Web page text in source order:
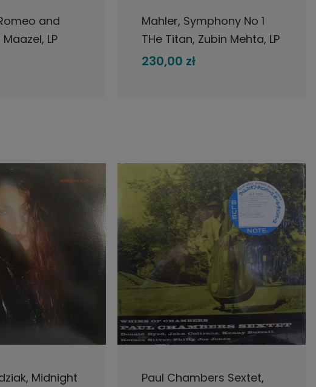
and
LP
London,The
Mahler, Symphony No 1
THe Titan, Zubin Mehta, LP
1982 Master Sound
230,00 zł
Midnight
Paul Chambers Sextet,
DO KOSZYKA